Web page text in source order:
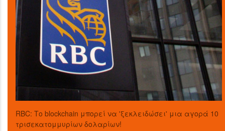
RBC: Το blockchain μπορεί να 'ξεκλειδώσει' μια αγορά 10
τρισεκατομμυρίων δολαρίων!